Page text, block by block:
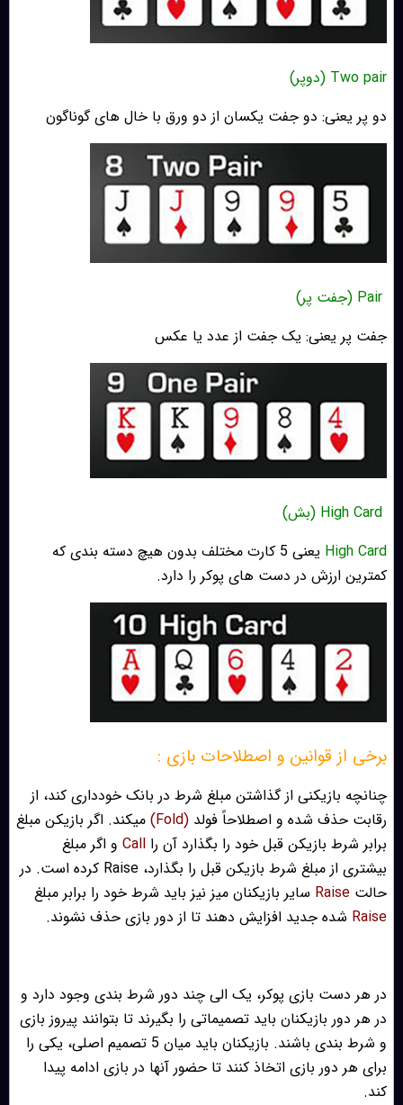
Two pair (دوپر)
دو پر یعنی: دو جفت یکسان از دو ورق با خال های گوناگون
جفت پر یعنی: یک جفت از عدد یا عکس
High Card
یعنی 5 کارت مختلف بدون هیچ دسته بندی که
کمترین ارزش در دست های پوکر را دارد.
برخی از قوانین و اصطلاحات بازی :
چنانچه بازیکنی از گذاشتن مبلغ شرط در بانک خودداری کند، از
رقابت حذف شده و اصطلاحاً فولد (Fold)
میکند. اگر بازیکن مبلغ
برابر شرط بازیکن قبل خود را بگذارد آن را
و اگر مبلغ
بیشتری از مبلغ شرط بازیکن قبل را بگذارد، Raise کرده است. در
حالت Raise سایر بازیکنان میز نیز باید شرط خود را برابر مبلغ
Raise شده جدید افزایش دهند تا از دور بازی حذف نشوند.
در هر دست بازی پوکر، یک الی چند دور شرط بندی وجود دارد و
در هر دور بازیکنان باید تصمیماتی را بگیرند تا بتوانند پیروز بازی
و شرط بندی باشند. بازیکنان باید میان 5 تصمیم اصلی، یکی را
برای هر دور بازی اتخاذ کنند تا حضور آنها در بازی ادامه پیدا
کند.